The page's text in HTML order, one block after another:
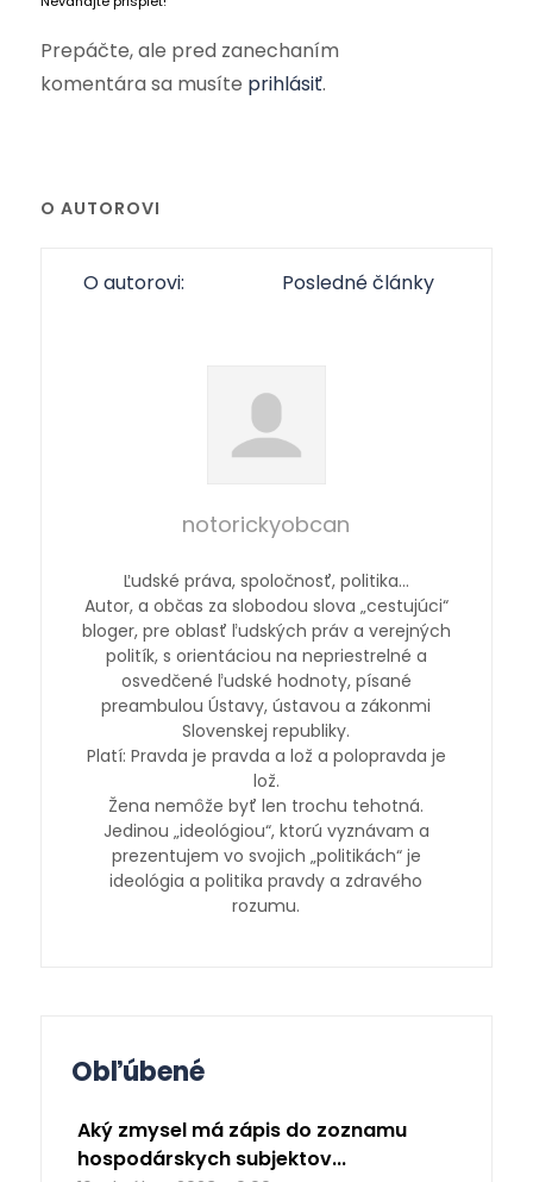
Prepáčte, ale pred zanechaním
komentára sa musíte prihlásiť.
O AUTOROVI
O autorovi: Posledné články
notorickyobcan
Ľudské práva, spoločnosť, politika…
Autor, a občas za slobodou slova „cestujúci“
bloger, pre oblasť ľudských práv a verejných
politík, s orientáciou na nepriestrelné a
osvedčené ľudské hodnoty, písané
preambulou Ústavy, ústavou a zákonmi
Slovenskej republiky.
Platí: Pravda je pravda a lož a polopravda je
lož.
Žena nemôže byť len trochu tehotná.
Jedinou „ideológiou“, ktorú vyznávam a
prezentujem vo svojich „politikách“ je
ideológia a politika pravdy a zdravého
rozumu.
Obľúbené
Aký zmysel má zápis do zoznamu
hospodárskych subjektov...